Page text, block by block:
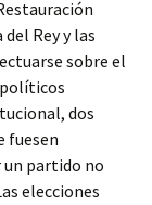
Rey y las
sobre el
dos
fuesen
un partido no
elecciones